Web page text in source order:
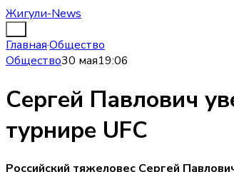
Жигули-News
Главная·Общество
Общество30 мая19:06
Сергей Павлович
турнире UFC
Российский тяжеловес Сергей